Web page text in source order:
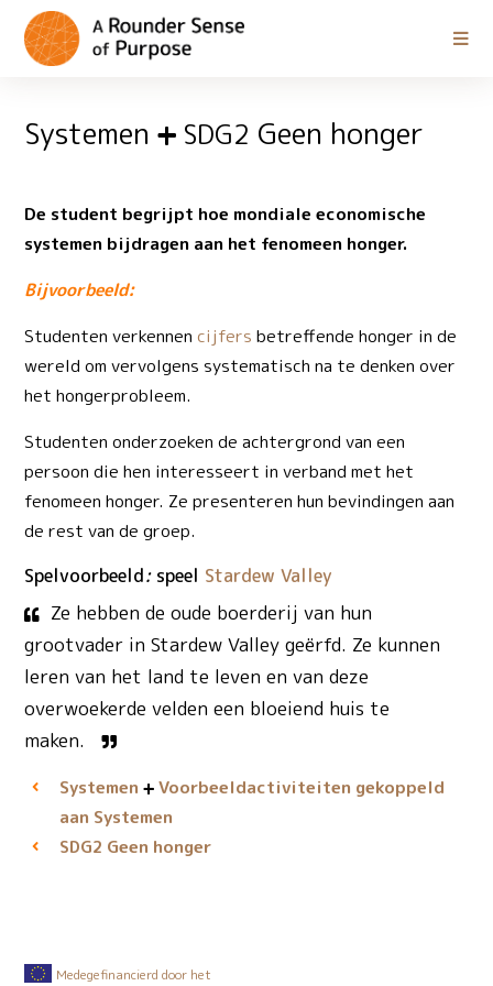
Systemen SDG2 Geen honger
De student begrijpt hoe mondiale economische
systemen bijdragen aan het fenomeen honger.
Bijvoorbeeld:
Studenten verkennen cijfers betreffende honger in de
wereld om vervolgens systematisch na te denken over
het hongerprobleem.
Studenten onderzoeken de achtergrond van een
persoon die hen interesseert in verband met het
fenomeen honger. Ze presenteren hun bevindingen aan
de rest van de groep.
Spelvoorbeeld:speel Stardew Valley
Ze hebben de oude boerderij van hun
grootvader in Stardew Valley geërfd. Ze kunnen
leren van het land te leven en van deze
overwoekerde velden een bloeiend huis te
maken.
Systemen
Voorbeeld­activiteiten gekoppeld
aan Systemen
SDG2 Geen honger
Medegefinancierd door het